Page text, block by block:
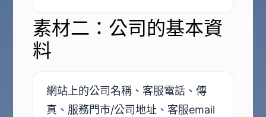
素材二：公司的基本資
料
網站上的公司名稱、客服電話、傳
真、服務門市/公司地址、客服email